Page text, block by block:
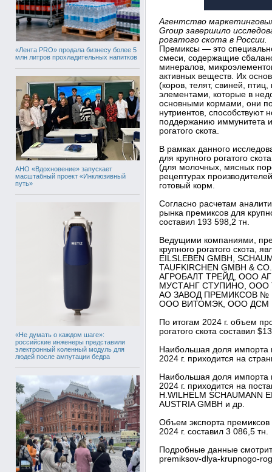
«Лента PRO» продала бизнесу более 5
млн литров прохладительных напитков
АНО «Вдохновение» запускает
масштабный проект «Инклюзивный
путь»
«Не думать о каждом шаге»:
российские инженеры представили
электронный коленный модуль для
людей после ампутации бедра
Агентство
Group завершило
рогатого скота в России.
Премиксы — это
смеси, содержащие
минералов,
активных веществ. Их
(коров, телят, свиней,
элементами, которые в
основными кормами, они
нутриентов,
поддержанию иммунитета
рогатого скота.
В рамках данного
для крупного рогатого
(для молочных, мясных
рецептурах
готовый корм.
Согласно расчетам
рынка премиксов для
составил 193 598,2 тн.
Ведущими компаниями,
крупного рогатого скота,
EILSLEBEN GMBH,
TAUFKIRCHEN GMBH &
АГРОБАЛТ ТРЕЙД, ООО
МУСТАНГ СТУПИНО, ООО
АО ЗАВОД ПРЕМИКСОВ №
ООО ВИТОМЭК, ООО ДСМ
По итогам 2024 г. объем
рогатого скота составил
Наибольшая доля импорта
2024 г. приходится на
Наибольшая доля импорта
2024 г. приходится на
H.WILHELM SCHAUMANN
AUSTRIA GMBH и др.
Объем экспорта премиксов
2024 г. составил 3 086,5 тн.
Подробные данные
premiksov-dlya-krupnogo-